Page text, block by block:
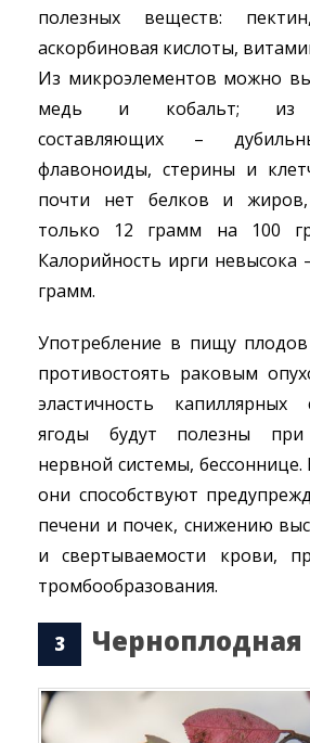
полезных веществ:
аскорбиновая кислоты,
Из микроэлементов можно
медь и кобальт; из
составляющих –
флавоноиды, стерины и
почти нет белков и
только 12 грамм на 100
Калорийность ирги невысока
грамм.
Употребление в пищу
противостоять раковым
эластичность
ягоды будут полезны при
нервной системы,
они способствуют
печени и почек, снижению
и свертываемости крови,
тромбообразования.
Черноплодная